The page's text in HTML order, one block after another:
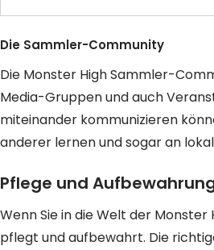
Die Sammler-Community
Die Monster High Sammler-
Media-Gruppen und auch
miteinander kommunizieren
anderer lernen und sogar an
Pflege und
Wenn Sie in die Welt der
pflegt und aufbewahrt. Die